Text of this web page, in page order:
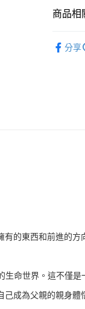
商品相
分享
的東西和前進的方
命世界。這不僅
成為父親的親身